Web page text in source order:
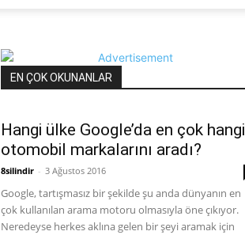
EN ÇOK OKUNANLAR
Hangi ülke Google’da en çok hangi
otomobil markalarını aradı?
8silindir - 3 Ağustos 2016
Google, tartışmasız bir şekilde şu anda dünyanın en
çok kullanılan arama motoru olmasıyla öne çıkıyor.
Neredeyse herkes aklına gelen bir şeyi aramak için